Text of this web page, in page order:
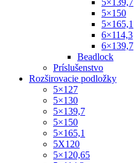
5×139,7
5×150
5×165,1
6×114,3
6×139,7
Beadlock
Príslušenstvo
Rozširovacie podložky
5×127
5×130
5×139,7
5×150
5×165,1
5X120
5×120,65